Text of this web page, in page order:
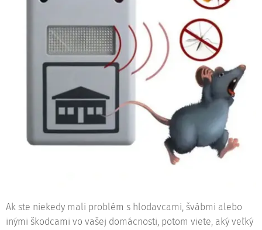
Ak ste niekedy mali problém s hlodavcami, švábmi alebo
inými škodcami vo vašej domácnosti, potom viete, aký veľký